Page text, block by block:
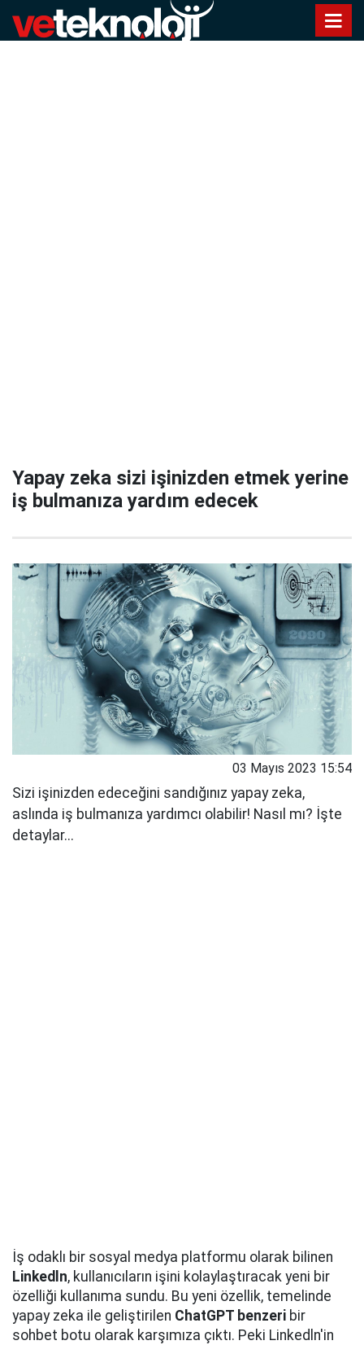
Yapay zeka sizi işinizden etmek yerine
iş bulmanıza yardım edecek
03 Mayıs 2023 15:54
Sizi işinizden edeceğini sandığınız yapay zeka,
aslında iş bulmanıza yardımcı olabilir! Nasıl mı? İşte
detaylar...
İş odaklı bir sosyal medya platformu olarak bilinen
Linkedln, kullanıcıların işini kolaylaştıracak yeni bir
özelliği kullanıma sundu. Bu yeni özellik, temelinde
yapay zeka ile geliştirilen ChatGPT benzeri bir
sohbet botu olarak karşımıza çıktı. Peki Linkedln'in